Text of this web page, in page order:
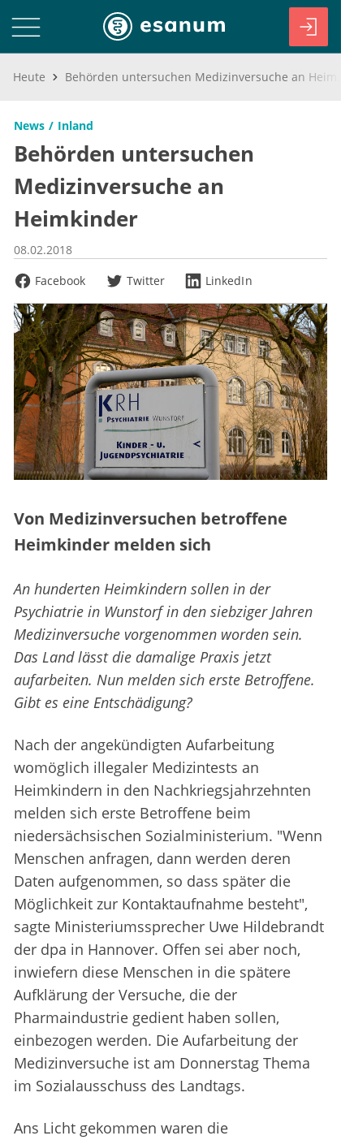
Heute
News Inland
Behörden untersuchen
Medizinversuche an
Heimkinder
08.02.2018
Facebook
Twitter LinkedIn
Von Medizinversuchen betroffene
Heimkinder melden sich
An hunderten Heimkindern sollen in der
Psychiatrie in Wunstorf in den siebziger Jahren
Medizinversuche vorgenommen worden sein.
Das Land lässt die damalige Praxis jetzt
aufarbeiten. Nun melden sich erste Betroffene.
Gibt es eine Entschädigung?
Nach der angekündigten Aufarbeitung
womöglich illegaler Medizintests an
Heimkindern in den Nachkriegsjahrzehnten
melden sich erste Betroffene beim
niedersächsischen Sozialministerium. "Wenn
Menschen anfragen, dann werden deren
Daten aufgenommen, so dass später die
Möglichkeit zur Kontaktaufnahme besteht",
sagte Ministeriumssprecher Uwe Hildebrandt
der dpa in Hannover. Offen sei aber noch,
inwiefern diese Menschen in die spätere
Aufklärung der Versuche, die der
Pharmaindustrie gedient haben sollen,
einbezogen werden. Die Aufarbeitung der
Medizinversuche ist am Donnerstag Thema
im Sozialausschuss des Landtags.
Ans Licht gekommen waren die